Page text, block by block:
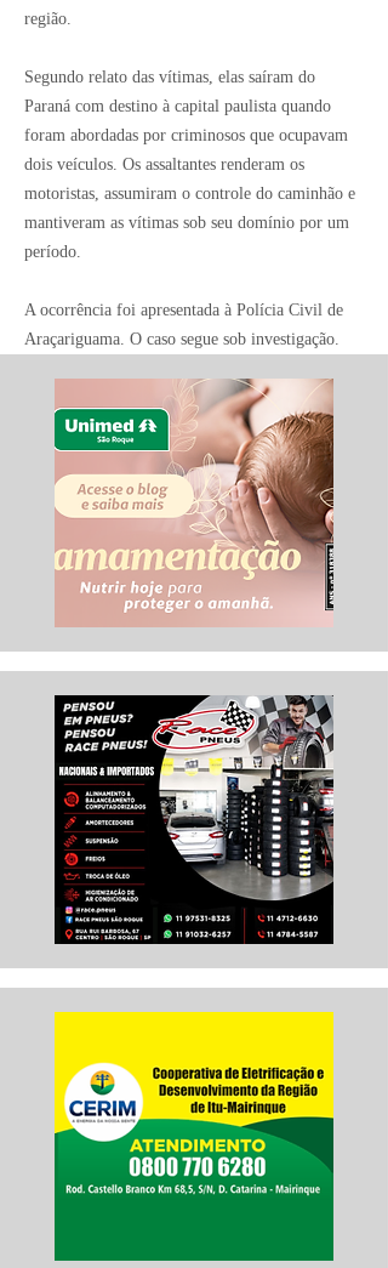
região.
Segundo relato das vítimas, elas saíram do
Paraná com destino à capital paulista quando
foram abordadas por criminosos que ocupavam
dois veículos. Os assaltantes renderam os
motoristas, assumiram o controle do caminhão e
mantiveram as vítimas sob seu domínio por um
período.
A ocorrência foi apresentada à Polícia Civil de
Araçariguama. O caso segue sob investigação.